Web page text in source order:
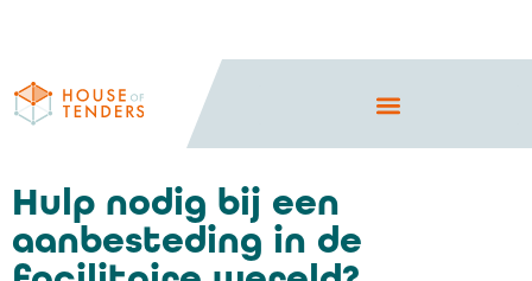
Hulp nodig bij een
aanbesteding in de